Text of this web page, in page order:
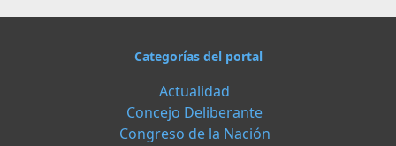
Categorías del portal
Actualidad
Concejo Deliberante
Congreso de la Nación